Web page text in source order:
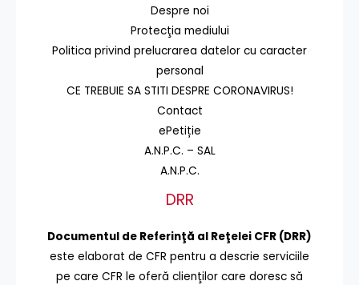
Despre noi
Protecţia mediului
Politica privind prelucrarea datelor cu caracter
personal
CE TREBUIE SA STITI DESPRE CORONAVIRUS!
Contact
ePetiție
A.N.P.C. – SAL
A.N.P.C.
DRR
Documentul de Referinţă al Reţelei CFR (DRR)
este elaborat de CFR pentru a descrie serviciile
pe care CFR le oferă clienţilor care doresc să